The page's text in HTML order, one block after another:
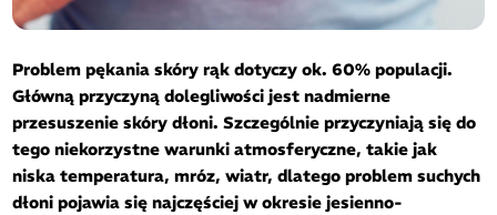
Problem pękania skóry rąk dotyczy ok. 60% populacji.
Główną przyczyną dolegliwości jest nadmierne
przesuszenie skóry dłoni. Szczególnie przyczyniają się do
tego niekorzystne warunki atmosferyczne, takie jak
niska temperatura, mróz, wiatr, dlatego problem suchych
dłoni pojawia się najczęściej w okresie jesienno-